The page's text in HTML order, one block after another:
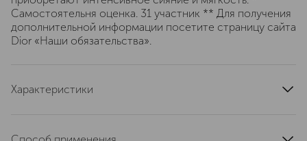
Самостоятельня оценка. 31 участник ** Для получения
дополнительной информации посетите страницу сайта
Dior «Наши обязательства».
Характеристики
область применения